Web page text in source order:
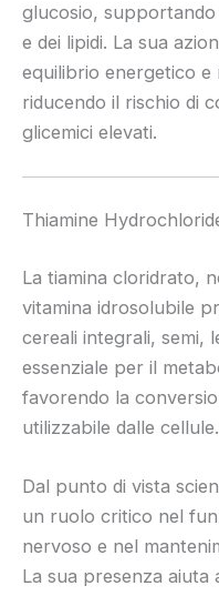
glucosio,
e dei lipidi. La sua
equilibrio energetico
riducendo il rischio di
glicemici elevati.
Thiamine
La tiamina cloridrato,
vitamina idrosolubile
cereali integrali, semi,
essenziale per il
favorendo la
utilizzabile dalle cellule.
Dal punto di vista
un ruolo critico nel
nervoso e nel
La sua presenza aiuta